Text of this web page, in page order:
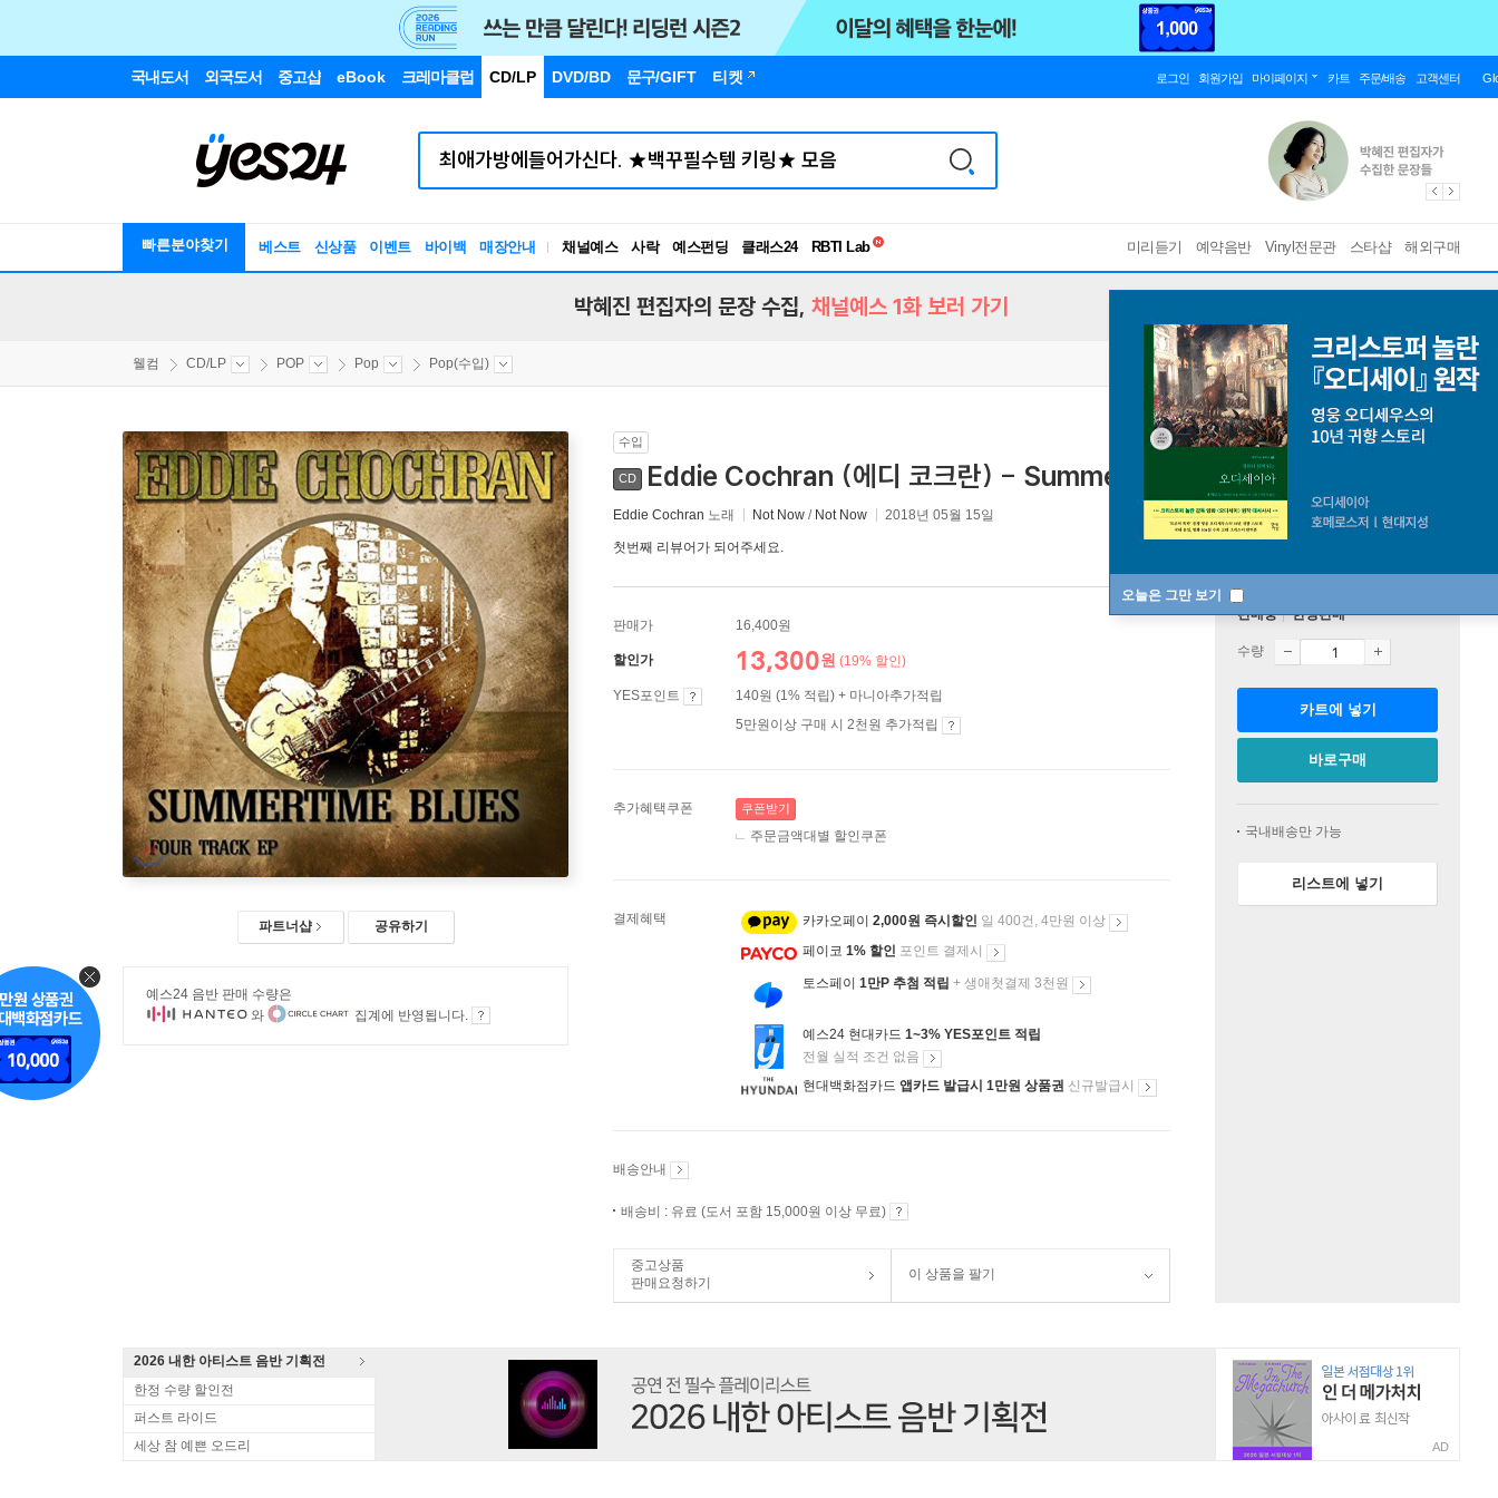
국내도서 외국도서 중고샵 eBook 크레마클럽 CD/LP DVD/BD 문구/GIFT 티켓 로그인 회원가입 마이페이지 카트 주문/배송 고객센터
빠른분야찾기 베스트 신상품 이벤트 바이백 매장안내 채널예스 사락 예스펀딩 클래스24
독서유형검사
미리듣기 예약음반 Vinyl전문관 스타샵 해외구매
오늘은 그만 보기
박혜진 편집자의 문장 수집, 채널예스 1화 보러 가기
웰컴 CD/LP POP Pop Pop(수입)
파트너샵 공유하기
예스24 음반 판매 수량은
와
집계에 반영됩니다.
수입
CD Eddie Cochran (에디 코크란) - Summertime Blues
Eddie Cochran 노래 Not Now / Not Now 2018년 05월 15일
첫번째 리뷰어가 되어주세요.
판매가 16,400원
할인가 13,300원 (19% 할인)
YES포인트
140원 (1% 적립) + 마니아추가적립
5만원이상 구매 시 2천원 추가적립
추가혜택쿠폰 쿠폰받기
주문금액대별 할인쿠폰
결제혜택 카카오페이 2,000원 즉시할인 일 400건, 4만원 이상
페이코 1% 할인 포인트 결제시
토스페이 1만P 추첨 적립 + 생애첫결제 3천원
예스24 현대카드 1~3% YES포인트 적립
전월 실적 조건 없음
현대백화점카드 앱카드 발급시 1만원 상품권 신규발급시
배송안내
배송비 : 유료 (도서 포함 15,000원 이상 무료)
중고상품
판매요청하기
이 상품을 팔기
판매중 한정판매
수량
카트에 넣기
바로구매
국내배송만 가능
리스트에 넣기
2026 내한 아티스트 음반 기획전
한정 수량 할인전
퍼스트 라이드
세상 참 예쁜 오드리
AD